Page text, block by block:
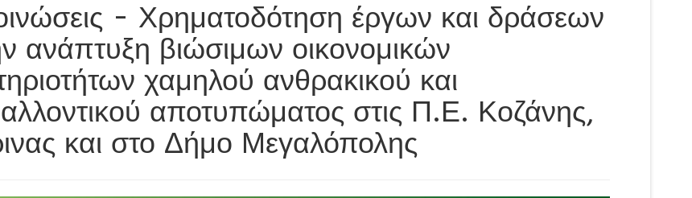
- Χρηματοδότηση έργων και δράσεων
ανάπτυξη βιώσιμων οικονομικών
χαμηλού ανθρακικού και
αποτυπώματος στις Π.Ε. Κοζάνης,
και στο Δήμο Μεγαλόπολης